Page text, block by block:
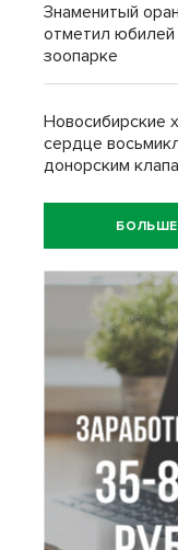
Знаменитый
отметил юбилей
зоопарке
Новосибирские
сердце
донорским